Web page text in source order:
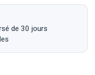
de 30 jours